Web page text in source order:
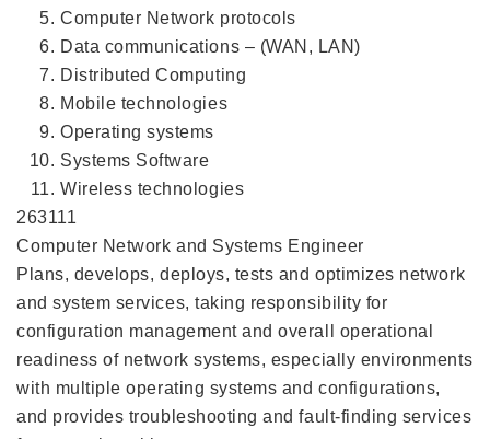
Computer Network protocols
Data communications – (WAN, LAN)
Distributed Computing
Mobile technologies
Operating systems
Systems Software
Wireless technologies
263111
Computer Network and Systems Engineer
Plans, develops, deploys, tests and optimizes network
and system services, taking responsibility for
configuration management and overall operational
readiness of network systems, especially environments
with multiple operating systems and configurations,
and provides troubleshooting and fault-finding services